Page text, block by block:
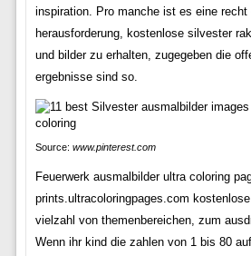
inspiration. Pro manche ist es eine recht
herausforderung, kostenlose silvester
und bilder zu erhalten, zugegeben die
ergebnisse sind so.
Source: www.pinterest.com
Feuerwerk ausmalbilder ultra coloring
prints.ultracoloringpages.com
vielzahl von themenbereichen, zum
Wenn ihr kind die zahlen von 1 bis 80